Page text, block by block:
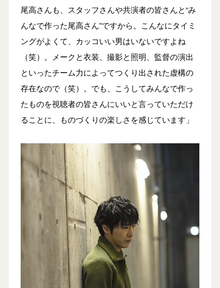
尾高さんも、スタッフさんや共演者の皆さんと“み
んなで作った尾高さん”ですから。こんなにタイミ
ングがよくて、カッコいい男はいないですよね
（笑）。メークと衣装、撮影と照明、監督の演出
といったチーム力によってつくり出された虚構の
存在なので（笑）。でも、こうしてみんなで作っ
たものを視聴者の皆さんにいいと言っていただけ
ることに、ものづくりの楽しさを感じています」